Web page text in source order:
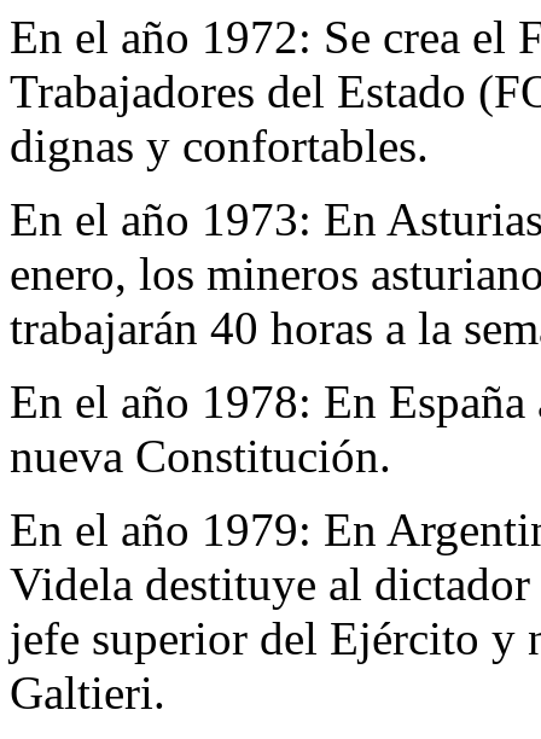
En el año 1972: Se crea el
Trabajadores del Estado
dignas y confortables.
En el año 1973: En
enero, los mineros
trabajarán 40 horas a la
En el año 1978: En
nueva Constitución.
En el año 1979: En
Videla destituye al
jefe superior del Ejército y
Galtieri.